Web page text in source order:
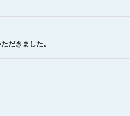
だきました。